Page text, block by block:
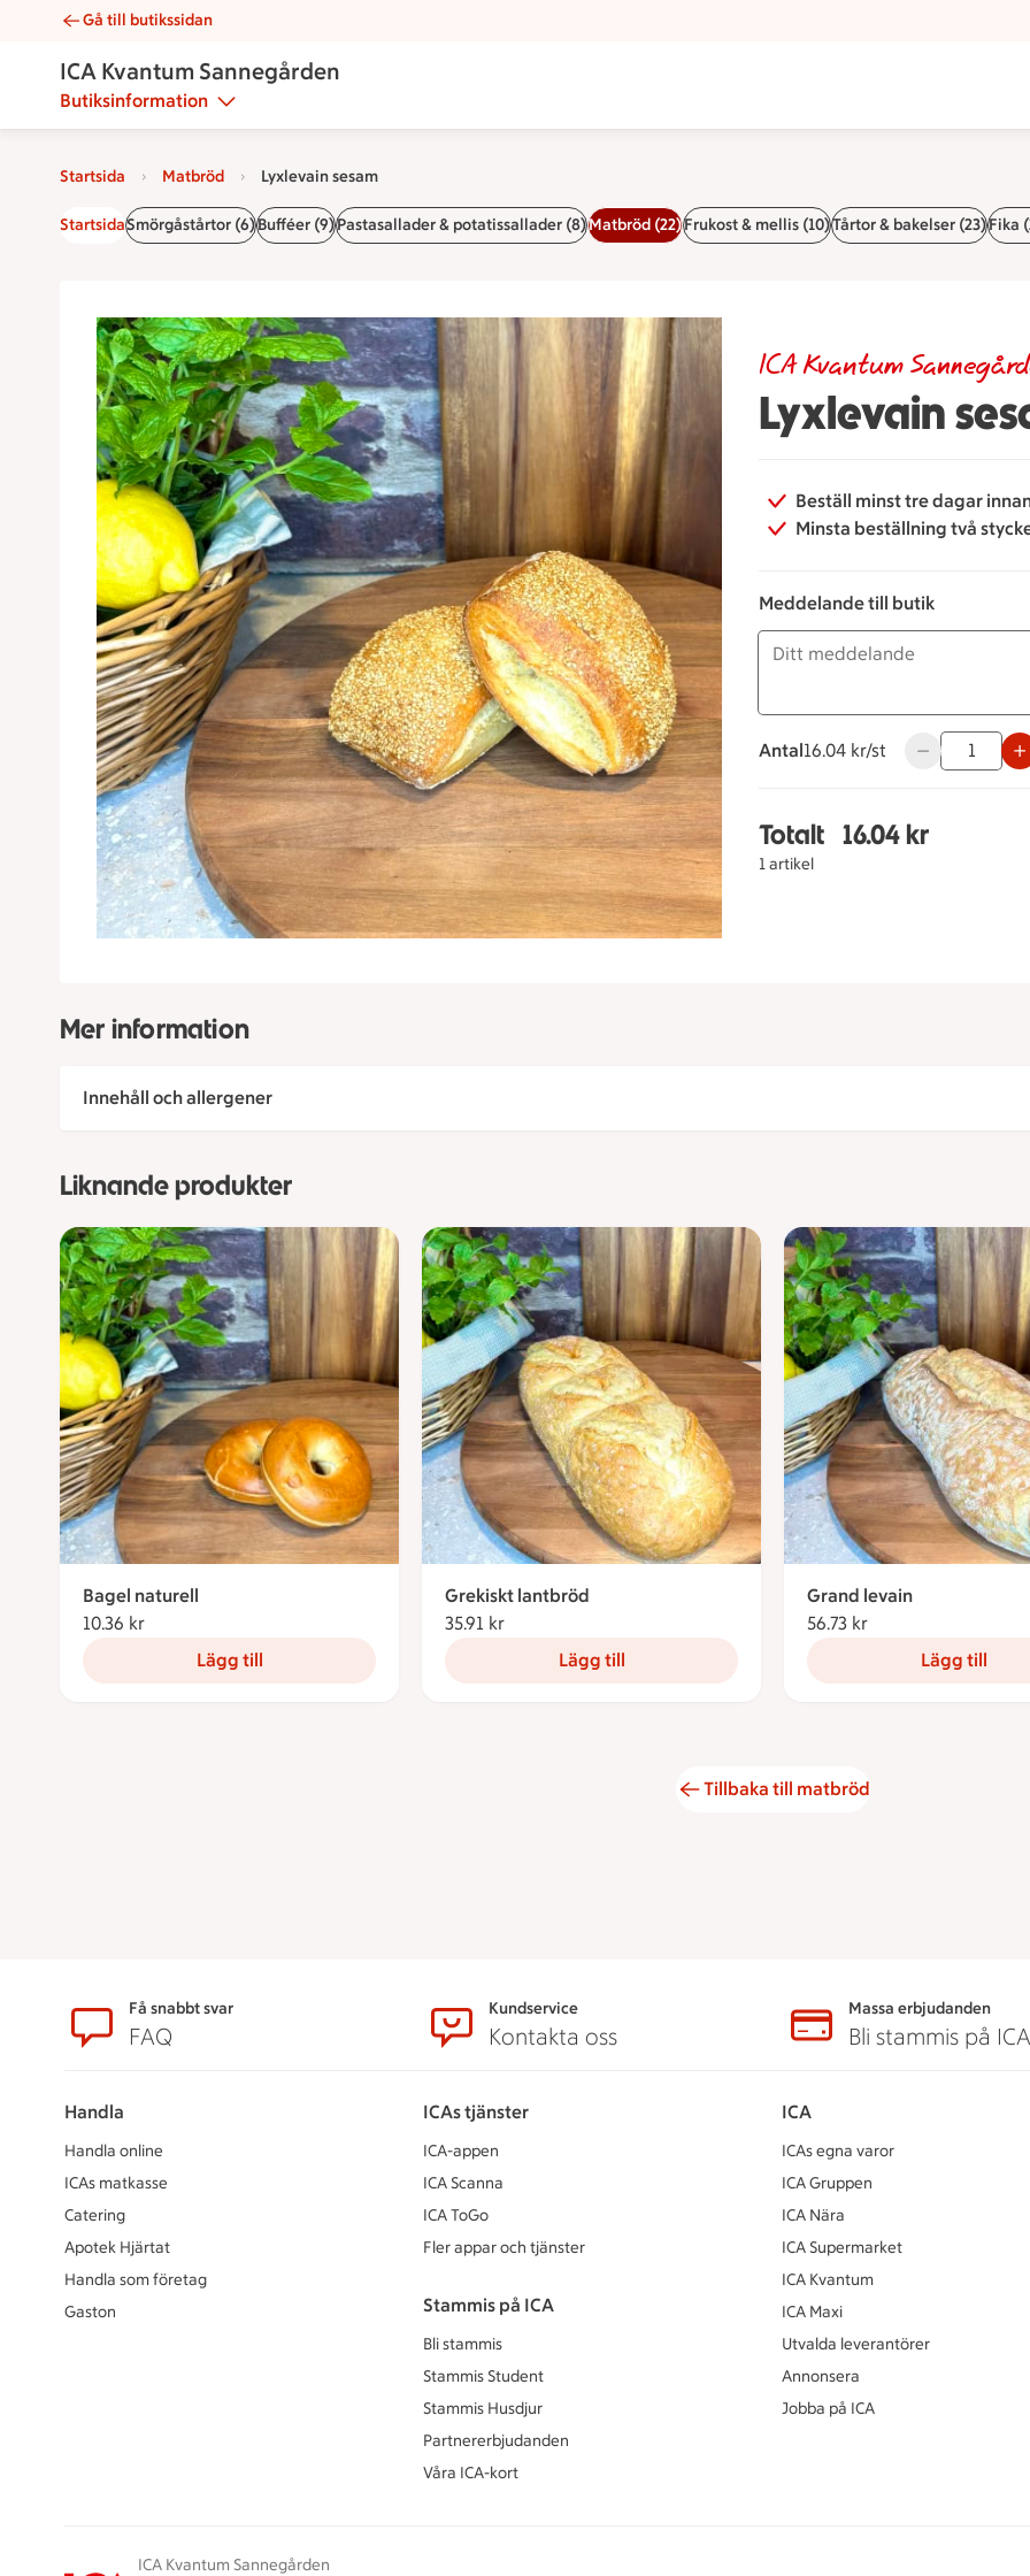
Lyxlevain sesam | Catering ICA Kvantum Sannegården
Gå till butikssidan
ICA Kvantum Sannegården
Butiksinformation
Startsida Matbröd Lyxlevain sesam
StartsidaSmörgåstårtor (6)Bufféer (9)Pastasallader & potatissallader (8)Matbröd (22)Frukost & mellis (10)Tårtor & bakelser (23)Fika
Lyxlevain
ICA Kvantum
Beställ minst tre dagar
Minsta beställning två
Meddelande till butik
Antal
16.04 kronor styck
16.04 kr/st Använd
Totalt
1 artikel
Totalt 1 stycken
16.04 kr
Mer information
Innehåll och allergener
Liknande produkter
Bagel naturell
10.36 kr
Lägg till
Grekiskt lantbröd
35.91 kr
Lägg till
Grand levain
56.73 kr
Lägg till
Tillbaka till matbröd
SidfotFå snabbt svar
FAQ
Kundservice
Kontakta oss
Massa erbjudanden
Bli stammis på ICA
Handla
Handla online
ICAs matkasse
Catering
Apotek Hjärtat
Handla som företag
Gaston
ICAs tjänster
ICA-appen
ICA Scanna
ICA ToGo
Fler appar och tjänster
Stammis på ICA
Bli stammis
Stammis Student
Stammis Husdjur
Partnererbjudanden
Våra ICA-kort
ICA
ICAs egna varor
ICA Gruppen
ICA Nära
ICA Supermarket
ICA Kvantum
ICA Maxi
Utvalda leverantörer
Annonsera
Jobba på ICA
ICA Kvantum Sannegården